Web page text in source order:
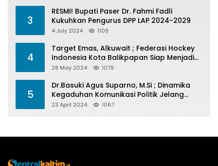
3
RESMI! Bupati Paser Dr. Fahmi Fadli
Kukuhkan Pengurus DPP LAP 2024-2029
4 July 2024 1109
4
Target Emas, Alkuwait ; Federasi Hockey
Indonesia Kota Balikpapan Siap Menjadi
Barometer Prestasi Di Kaltim
28 May 2024 1079
5
Dr.Basuki Agus Suparno, M.Si ; Dinamika
Kegaduhan Komunikasi Politik Jelang
Pesta Politik 2024
23 April 2024 1067